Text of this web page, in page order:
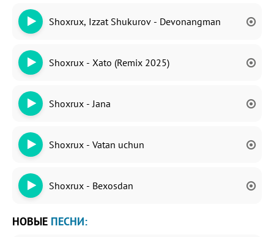
Shoxrux, Izzat Shukurov - Devonangman
Shoxrux - Xato (Remix 2025)
Shoxrux - Jana
Shoxrux - Vatan uchun
Shoxrux - Bexosdan
НОВЫЕ ПЕСНИ: